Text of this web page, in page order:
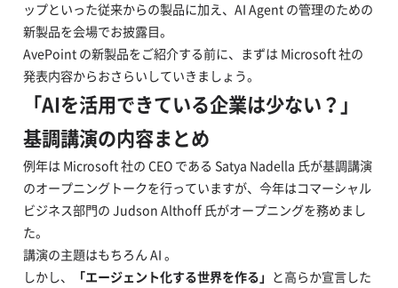
ップといった従来からの製品に加え、AI Agent の管理のための
新製品を会場でお披露目。
AvePoint の新製品をご紹介する前に、まずは Microsoft 社の
発表内容からおさらいしていきましょう。
「AIを活用できている企業は少ない？」
基調講演の内容まとめ
例年は Microsoft 社の CEO である Satya Nadella 氏が基調講演
のオープニングトークを行っていますが、今年はコマーシャル
ビジネス部門の Judson Althoff 氏がオープニングを務めまし
た。
講演の主題はもちろん AI 。
しかし、
「エージェント化する世界を作る」 と高らか宣言した